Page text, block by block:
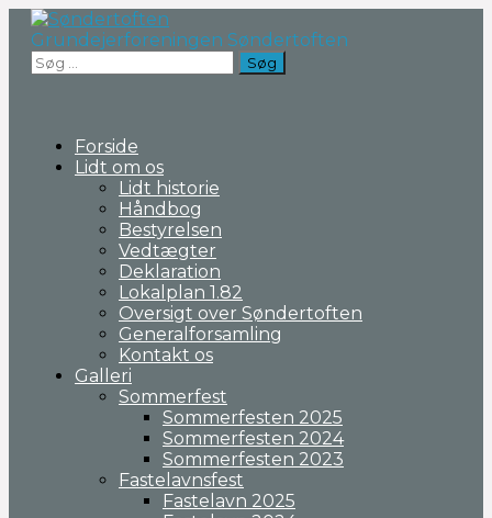
Fortsæt
indhold
Grundejerforeningen Søndertoften
Søg
efter:
Forside
Lidt om os
Lidt historie
Håndbog
Bestyrelsen
Vedtægter
Deklaration
Lokalplan 1.82
Oversigt over Søndertoften
Generalforsamling
Kontakt os
Galleri
Sommerfest
Sommerfesten 2025
Sommerfesten 2024
Sommerfesten 2023
Fastelavnsfest
Fastelavn 2025